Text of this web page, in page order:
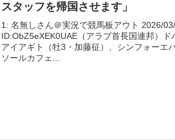
スタッフを帰国させます」
1: 名無しさん＠実況で競馬板アウト 2026/
ID:ObZ5eXEK0UAE（アラブ首長国連邦）ド
アイアギト（牡3・加藤征）、シンフォーエ
ソールカフェ...